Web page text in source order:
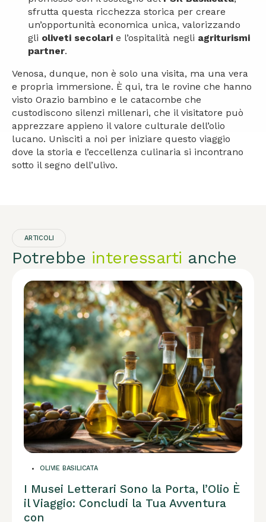
sfrutta questa ricchezza storica per creare
un’opportunità economica unica, valorizzando
gli oliveti secolari e l’ospitalità negli agriturismi
partner.
Venosa, dunque, non è solo una visita, ma una vera
e propria immersione. È qui, tra le rovine che hanno
visto Orazio bambino e le catacombe che
custodiscono silenzi millenari, che il visitatore può
apprezzare appieno il valore culturale dell’olio
lucano. Unisciti a noi per iniziare questo viaggio
dove la storia e l’eccellenza culinaria si incontrano
sotto il segno dell’ulivo.
ARTICOLI
Potrebbe interessarti anche
OLIVIE BASILICATA
I Musei Letterari Sono la Porta, l’Olio È
il Viaggio: Concludi la Tua Avventura
con